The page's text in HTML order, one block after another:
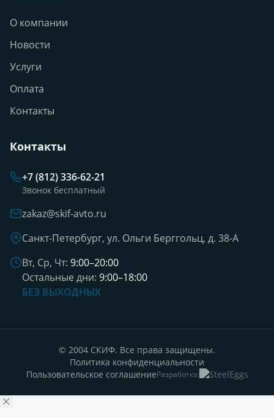
О компании
Новости
Услуги
Оплата
Контакты
Контакты
+7 (812) 336-62-21
Звонок бесплатный
zakaz@skif-avto.ru
Санкт-Петербург, ул. Ольги Берггольц, д. 38-А
Вт, Ср, Чт: 9:00–20:00
Остальные дни: 9:00–18:00
БЕЗ ВЫХОДНЫХ
© 2004 СКИФ. Все права защищены.
Политика конфиденциальности
Пользовательское соглашениеРазработка: